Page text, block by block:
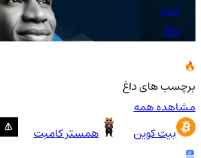
اخبار
1160
برچسب های داغ
مشاهده همه
بیت کوین
همستر کامبت